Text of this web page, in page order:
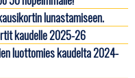
lunastamiseen.
kaudelle 2025-26
luottomies kaudelta 2024-